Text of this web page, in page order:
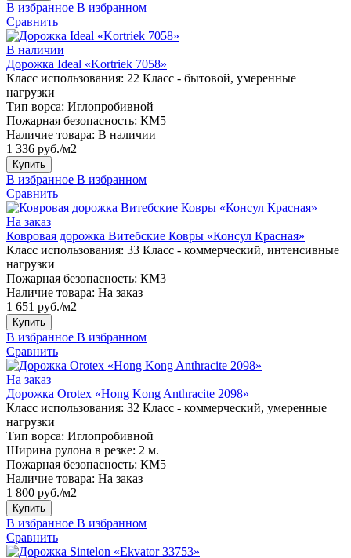
В избранное В избранном
Сравнить
В наличии
Дорожка Ideal «Kortriek 7058»
Класс использования: 22 Класс - бытовой, умеренные
нагрузки
Тип ворса: Иглопробивной
Пожарная безопасность: КМ5
Наличие товара: В наличии
1 336 руб./м2
Купить
В избранное В избранном
Сравнить
На заказ
Ковровая дорожка Витебские Ковры «Консул Красная»
Класс использования: 33 Класс - коммерческий, интенсивные
нагрузки
Пожарная безопасность: КМ3
Наличие товара: На заказ
1 651 руб./м2
Купить
В избранное В избранном
Сравнить
На заказ
Дорожка Orotex «Hong Kong Anthracite 2098»
Класс использования: 32 Класс - коммерческий, умеренные
нагрузки
Тип ворса: Иглопробивной
Ширина рулона в резке: 2 м.
Пожарная безопасность: КМ5
Наличие товара: На заказ
1 800 руб./м2
Купить
В избранное В избранном
Сравнить